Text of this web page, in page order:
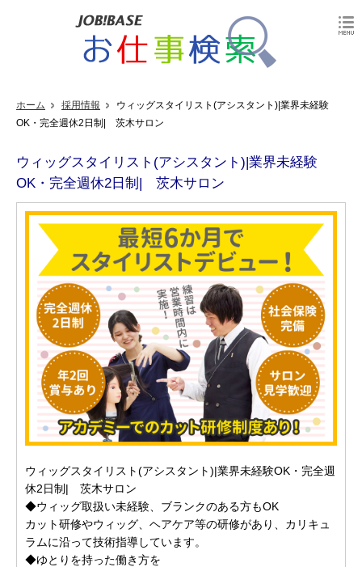
ホーム 採用情報
ウィッグスタイリスト(アシスタント)|業界未経験
OK・完全週休2日制| 茨木サロン
ウィッグスタイリスト(アシスタント)|業界未経験
OK・完全週休2日制| 茨木サロン
ウィッグスタイリスト(アシスタント)|業界未経験OK・完全週
休2日制| 茨木サロン
◆ウィッグ取扱い未経験、ブランクのある方もOK
カット研修やウィッグ、ヘアケア等の研修があり、カリキュ
ラムに沿って技術指導しています。
◆ゆとりを持った働き方を